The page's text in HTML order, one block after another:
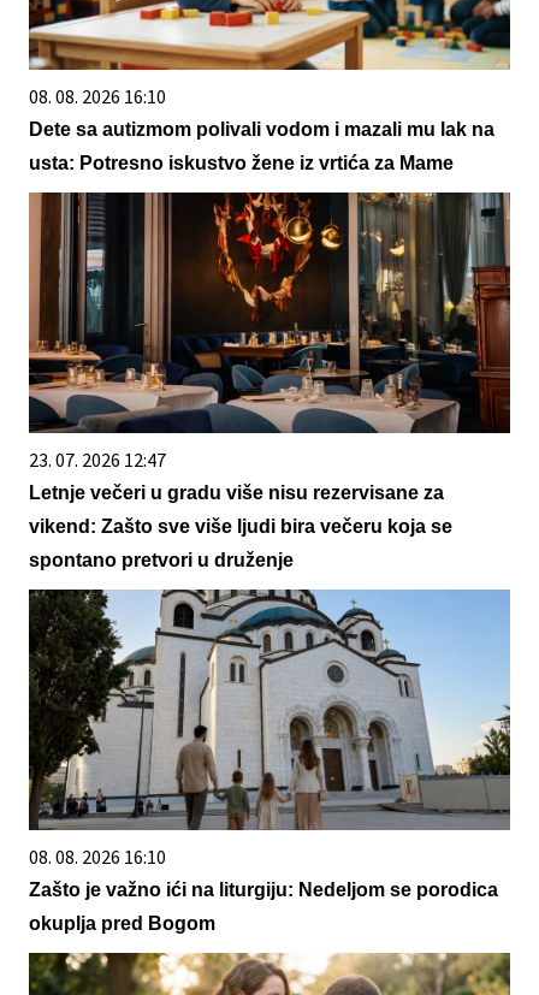
08. 08. 2026 16:10
Dete sa autizmom polivali vodom i mazali mu lak na
usta: Potresno iskustvo žene iz vrtića za Mame
23. 07. 2026 12:47
Letnje večeri u gradu više nisu rezervisane za
vikend: Zašto sve više ljudi bira večeru koja se
spontano pretvori u druženje
08. 08. 2026 16:10
Zašto je važno ići na liturgiju: Nedeljom se porodica
okuplja pred Bogom